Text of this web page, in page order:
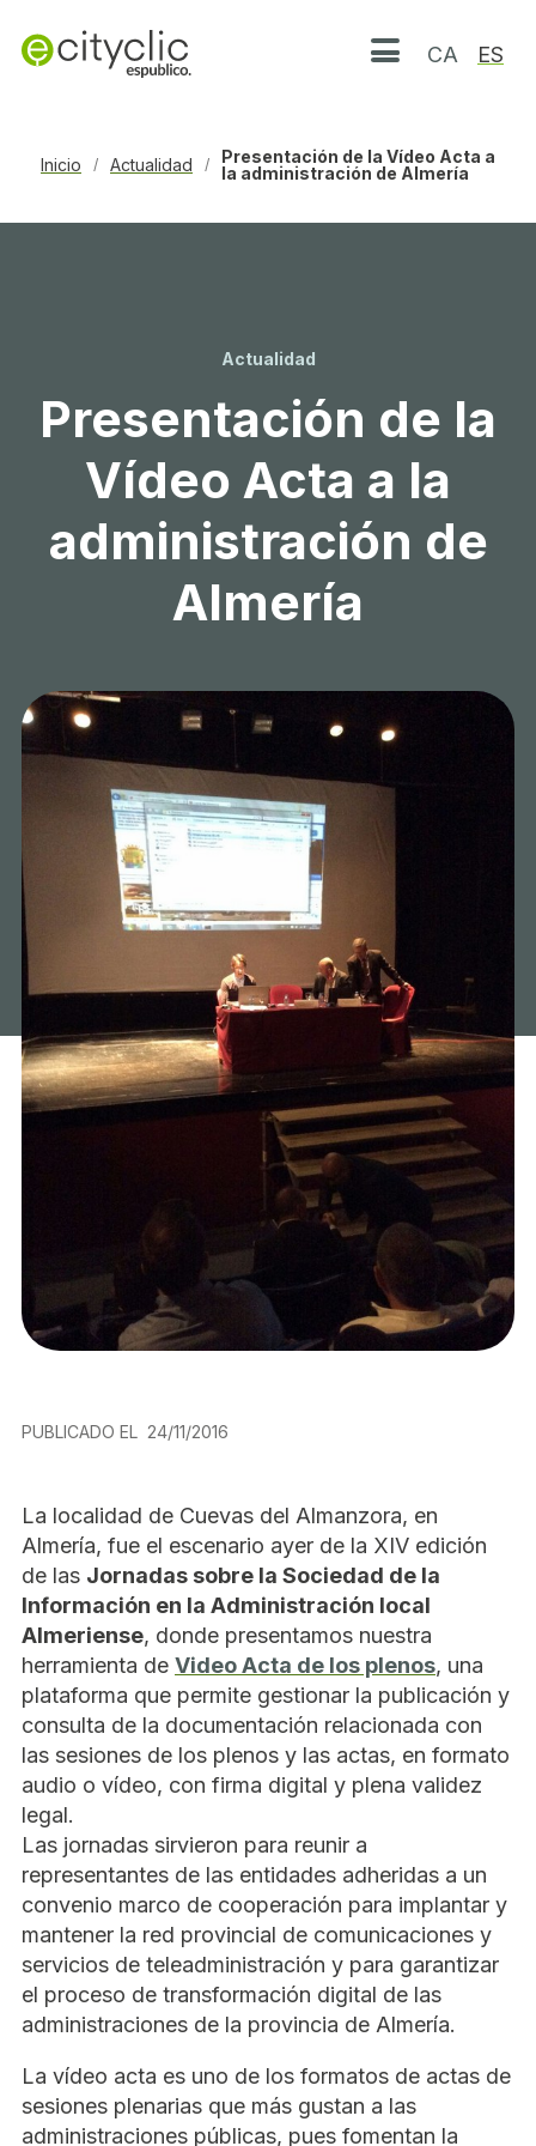
Abrir menú
CA ES
Inicio / Actualidad /
Presentación de la Vídeo Acta a
la administración de Almería
Actualidad
Presentación de la
Vídeo Acta a la
administración de
Almería
PUBLICADO EL 24/11/2016
La localidad de Cuevas del Almanzora, en
Almería, fue el escenario ayer de la XIV edición
de las Jornadas sobre la Sociedad de la
Información en la Administración local
Almeriense, donde presentamos nuestra
herramienta de Video Acta de los plenos, una
plataforma que permite gestionar la publicación y
consulta de la documentación relacionada con
las sesiones de los plenos y las actas, en formato
audio o vídeo, con firma digital y plena validez
legal.
Las jornadas sirvieron para reunir a
representantes de las entidades adheridas a un
convenio marco de cooperación para implantar y
mantener la red provincial de comunicaciones y
servicios de teleadministración y para garantizar
el proceso de transformación digital de las
administraciones de la provincia de Almería.
La vídeo acta es uno de los formatos de actas de
sesiones plenarias que más gustan a las
administraciones públicas, pues fomentan la